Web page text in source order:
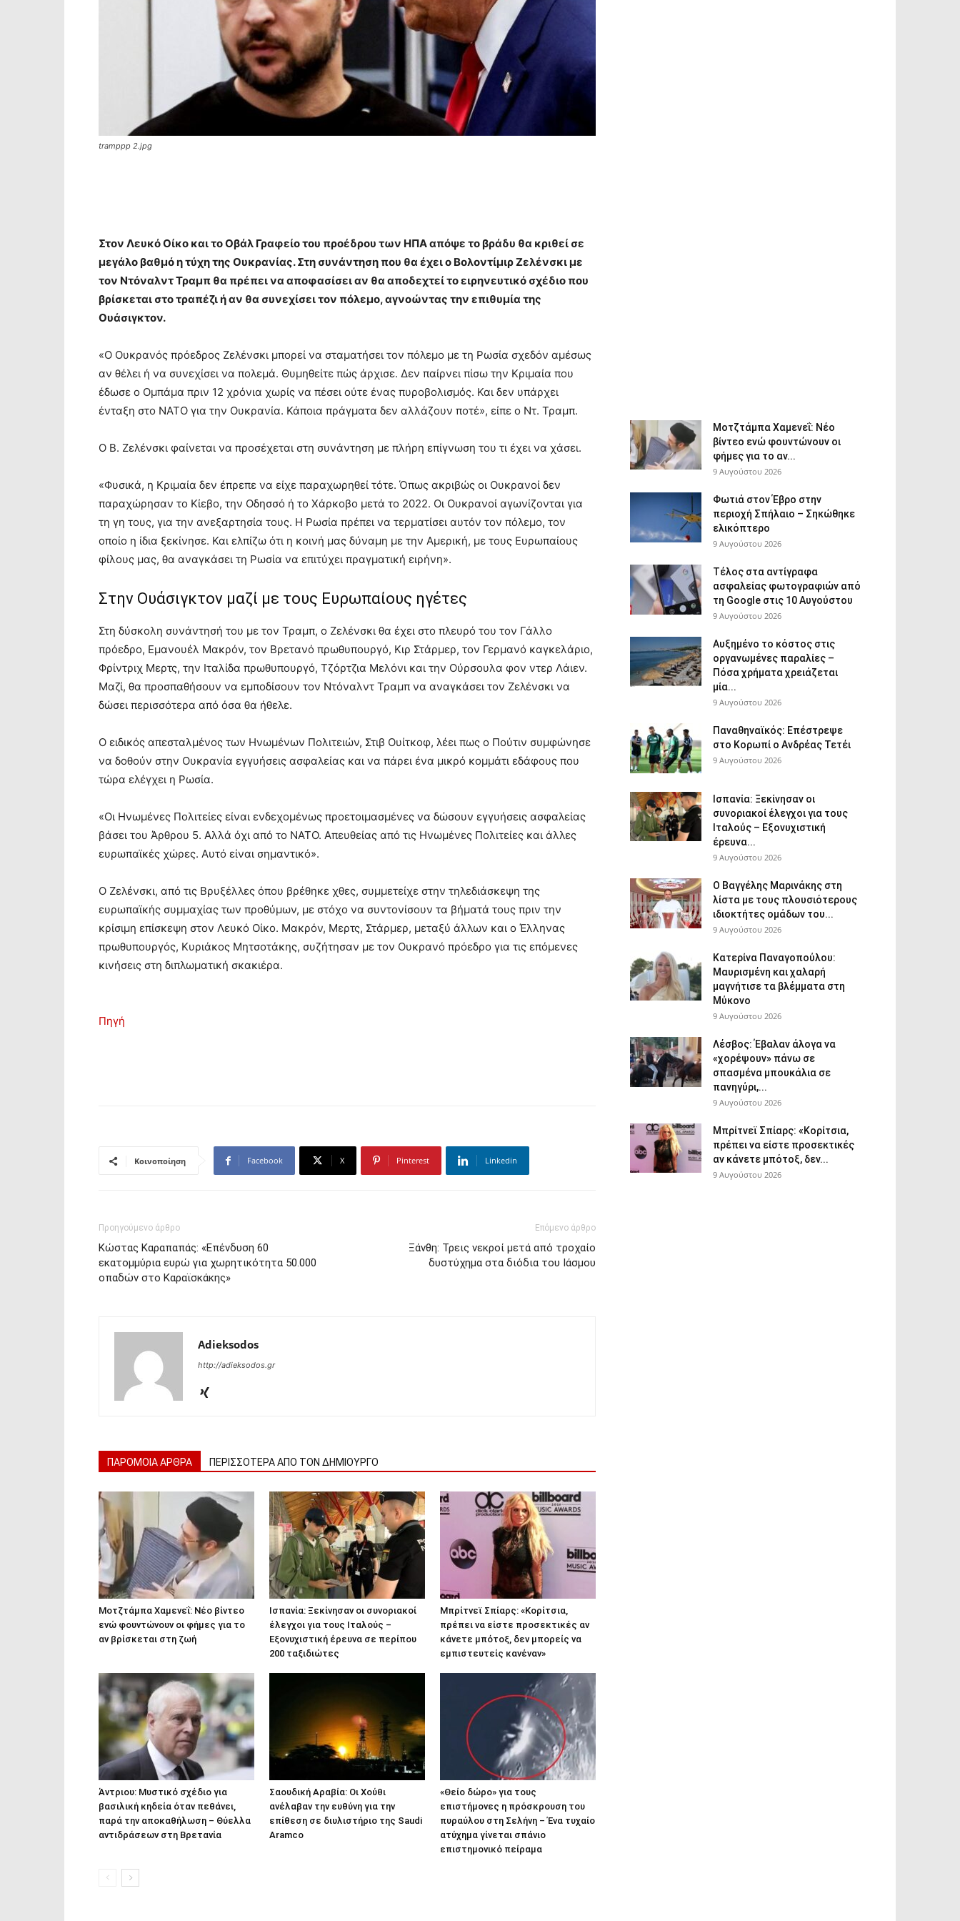
tramppp 2.jpg
Στον Λευκό Οίκο και το Οβάλ Γραφείο του προέδρου των ΗΠΑ απόψε το βράδυ θα κριθεί σε
μεγάλο βαθμό η τύχη της Ουκρανίας. Στη συνάντηση που θα έχει ο Βολοντίμιρ Ζελένσκι με
τον Ντόναλντ Τραμπ θα πρέπει να αποφασίσει αν θα αποδεχτεί το ειρηνευτικό σχέδιο που
βρίσκεται στο τραπέζι ή αν θα συνεχίσει τον πόλεμο, αγνοώντας την επιθυμία της
Ουάσιγκτον.
«Ο Ουκρανός πρόεδρος Ζελένσκι μπορεί να σταματήσει τον πόλεμο με τη Ρωσία σχεδόν αμέσως
αν θέλει ή να συνεχίσει να πολεμά. Θυμηθείτε πώς άρχισε. Δεν παίρνει πίσω την Κριμαία που
έδωσε ο Ομπάμα πριν 12 χρόνια χωρίς να πέσει ούτε ένας πυροβολισμός. Και δεν υπάρχει
ένταξη στο ΝΑΤΟ για την Ουκρανία. Κάποια πράγματα δεν αλλάζουν ποτέ», είπε ο Ντ. Τραμπ.
Ο Β. Ζελένσκι φαίνεται να προσέχεται στη συνάντηση με πλήρη επίγνωση του τι έχει να χάσει.
«Φυσικά, η Κριμαία δεν έπρεπε να είχε παραχωρηθεί τότε. Όπως ακριβώς οι Ουκρανοί δεν
παραχώρησαν το Κίεβο, την Οδησσό ή το Χάρκοβο μετά το 2022. Οι Ουκρανοί αγωνίζονται για
τη γη τους, για την ανεξαρτησία τους. Η Ρωσία πρέπει να τερματίσει αυτόν τον πόλεμο, τον
οποίο η ίδια ξεκίνησε. Και ελπίζω ότι η κοινή μας δύναμη με την Αμερική, με τους Ευρωπαίους
φίλους μας, θα αναγκάσει τη Ρωσία να επιτύχει πραγματική ειρήνη».
Στην Ουάσιγκτον μαζί με τους Ευρωπαίους ηγέτες
Στη δύσκολη συνάντησή του με τον Τραμπ, ο Ζελένσκι θα έχει στο πλευρό του τον Γάλλο
πρόεδρο, Εμανουέλ Μακρόν, τον Βρετανό πρωθυπουργό, Κιρ Στάρμερ, τον Γερμανό καγκελάριο,
Φρίντριχ Μερτς, την Ιταλίδα πρωθυπουργό, Τζόρτζια Μελόνι και την Ούρσουλα φον ντερ Λάιεν.
Μαζί, θα προσπαθήσουν να εμποδίσουν τον Ντόναλντ Τραμπ να αναγκάσει τον Ζελένσκι να
δώσει περισσότερα από όσα θα ήθελε.
Ο ειδικός απεσταλμένος των Ηνωμένων Πολιτειών, Στιβ Ουίτκοφ, λέει πως ο Πούτιν συμφώνησε
να δοθούν στην Ουκρανία εγγυήσεις ασφαλείας και να πάρει ένα μικρό κομμάτι εδάφους που
τώρα ελέγχει η Ρωσία.
«Οι Ηνωμένες Πολιτείες είναι ενδεχομένως προετοιμασμένες να δώσουν εγγυήσεις ασφαλείας
βάσει του Άρθρου 5. Αλλά όχι από το ΝΑΤΟ. Απευθείας από τις Ηνωμένες Πολιτείες και άλλες
ευρωπαϊκές χώρες. Αυτό είναι σημαντικό».
Ο Ζελένσκι, από τις Βρυξέλλες όπου βρέθηκε χθες, συμμετείχε στην τηλεδιάσκεψη της
ευρωπαϊκής συμμαχίας των προθύμων, με στόχο να συντονίσουν τα βήματά τους πριν την
κρίσιμη επίσκεψη στον Λευκό Οίκο. Μακρόν, Μερτς, Στάρμερ, μεταξύ άλλων και ο Έλληνας
πρωθυπουργός, Κυριάκος Μητσοτάκης, συζήτησαν με τον Ουκρανό πρόεδρο για τις επόμενες
κινήσεις στη διπλωματική σκακιέρα.
Πηγή
Κοινοποίηση Facebook X Pinterest Linkedin
Προηγούμενο άρθρο
Κώστας Καραπαπάς: «Επένδυση 60
εκατομμύρια ευρώ για χωρητικότητα 50.000
οπαδών στο Καραϊσκάκης»
Επόμενο άρθρο
Ξάνθη: Τρεις νεκροί μετά από τροχαίο
δυστύχημα στα διόδια του Ιάσμου
Adieksodos
http://adieksodos.gr
ΠΑΡΟΜΟΙΑ ΑΡΘΡΑ ΠΕΡΙΣΣΟΤΕΡΑ ΑΠΟ ΤΟΝ ΔΗΜΙΟΥΡΓΟ
Μοτζτάμπα Χαμενεΐ: Νέο βίντεο
ενώ φουντώνουν οι φήμες για το
αν βρίσκεται στη ζωή
Ισπανία: Ξεκίνησαν οι συνοριακοί
έλεγχοι για τους Ιταλούς –
Εξονυχιστική έρευνα σε περίπου
200 ταξιδιώτες
Μπρίτνεϊ Σπίαρς: «Κορίτσια,
πρέπει να είστε προσεκτικές αν
κάνετε μπότοξ, δεν μπορείς να
εμπιστευτείς κανέναν»
Άντριου: Μυστικό σχέδιο για
βασιλική κηδεία όταν πεθάνει,
παρά την αποκαθήλωση – Θύελλα
αντιδράσεων στη Βρετανία
Σαουδική Αραβία: Οι Χούθι
ανέλαβαν την ευθύνη για την
επίθεση σε διυλιστήριο της Saudi
Aramco
«Θείο δώρο» για τους
επιστήμονες η πρόσκρουση του
πυραύλου στη Σελήνη – Ένα τυχαίο
ατύχημα γίνεται σπάνιο
επιστημονικό πείραμα
Μοτζτάμπα Χαμενεΐ: Νέο
βίντεο ενώ φουντώνουν οι
φήμες για το αν...
9 Αυγούστου 2026
Φωτιά στον Έβρο στην
περιοχή Σπήλαιο – Σηκώθηκε
ελικόπτερο
9 Αυγούστου 2026
Τέλος στα αντίγραφα
ασφαλείας φωτογραφιών από
τη Google στις 10 Αυγούστου
9 Αυγούστου 2026
Αυξημένο το κόστος στις
οργανωμένες παραλίες –
Πόσα χρήματα χρειάζεται
μία...
9 Αυγούστου 2026
Παναθηναϊκός: Επέστρεψε
στο Κορωπί ο Ανδρέας Τετέι
9 Αυγούστου 2026
Ισπανία: Ξεκίνησαν οι
συνοριακοί έλεγχοι για τους
Ιταλούς – Εξονυχιστική
έρευνα...
9 Αυγούστου 2026
Ο Βαγγέλης Μαρινάκης στη
λίστα με τους πλουσιότερους
ιδιοκτήτες ομάδων του...
9 Αυγούστου 2026
Κατερίνα Παναγοπούλου:
Μαυρισμένη και χαλαρή
μαγνήτισε τα βλέμματα στη
Μύκονο
9 Αυγούστου 2026
Λέσβος: Έβαλαν άλογα να
«χορέψουν» πάνω σε
σπασμένα μπουκάλια σε
πανηγύρι,...
9 Αυγούστου 2026
Μπρίτνεϊ Σπίαρς: «Κορίτσια,
πρέπει να είστε προσεκτικές
αν κάνετε μπότοξ, δεν...
9 Αυγούστου 2026